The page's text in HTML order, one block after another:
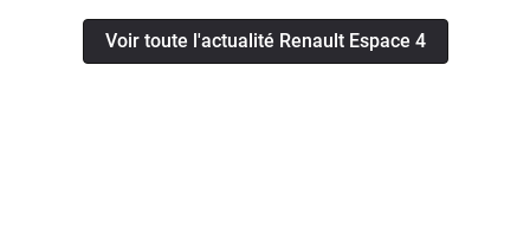
Voir toute l'actualité Renault Espace 4